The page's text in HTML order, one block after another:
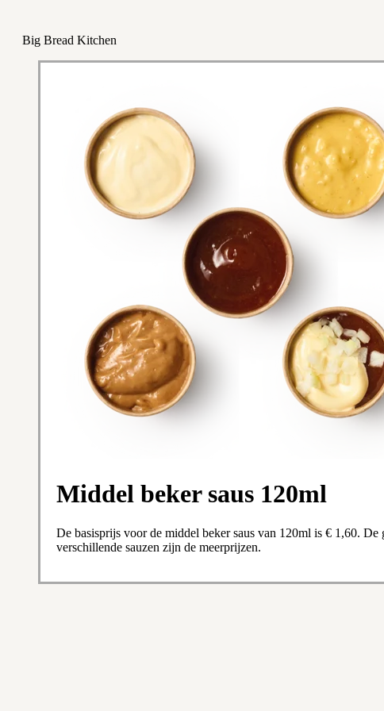
Big Bread Kitchen
Middel beker saus 120ml
De basisprijs voor de middel beker saus van 120ml is € 1,60.
verschillende sauzen zijn de meerprijzen.